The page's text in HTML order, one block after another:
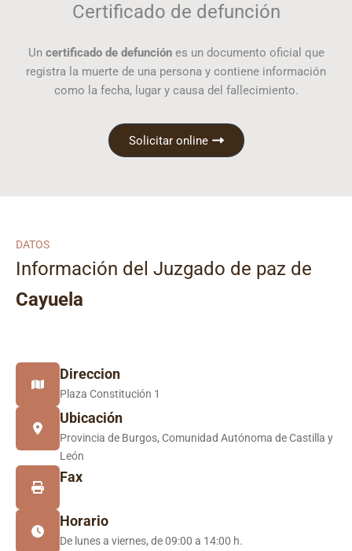
Certificado de defunción
Un certificado de defunciónes un documento oficial que
registra la muerte de una persona y contiene información
como la fecha, lugar y causa del fallecimiento.
Solicitar online
DATOS
Información del Juzgado de paz de
Cayuela
Direccion
Plaza Constitución 1
Ubicación
Provincia de Burgos, Comunidad Autónoma de Castilla y
León
Fax
Horario
De lunes a viernes, de 09:00 a 14:00 h.